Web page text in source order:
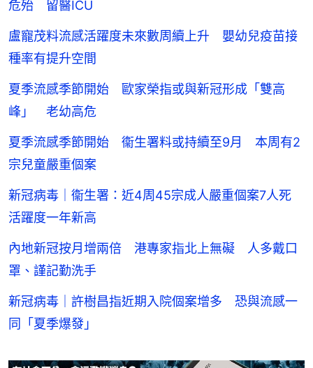
危殆 留醫ICU
盧寵茂料流感活躍度未來數周續上升 嬰幼兒疫苗接
種率有提升空間
夏季流感季節開始 歐家榮指或與新冠形成「雙高
峰」 老幼高危
夏季流感季節開始 衞生署料或持續至9月 本周有2
宗兒童嚴重個案
新冠病毒｜衞生署：近4周45宗成人嚴重個案7人死
活躍度一年新高
內地新冠按月增兩倍 港專家指北上無礙 人多戴口
罩、謹記勤洗手
新冠病毒｜許樹昌指近期入院個案增多 恐與流感一
同「夏季爆發」